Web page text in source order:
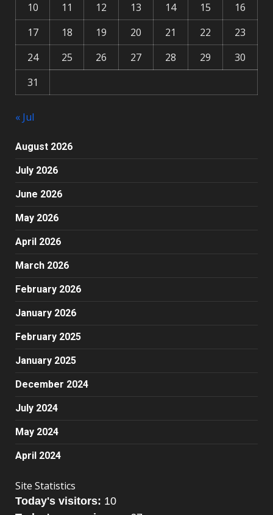
10
11 12 13 14 15
16
17
18 19 20 21 22
23
24
25 26 27 28 29
30
31
« Jul
August 2026
July 2026
June 2026
May 2026
April 2026
March 2026
February 2026
January 2026
February 2025
January 2025
December 2024
July 2024
May 2024
April 2024
Site Statistics
Today's visitors: 10